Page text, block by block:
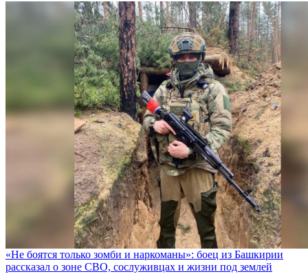
«Не боятся только зомби и наркоманы»: боец из Башкирии
рассказал о зоне СВО, сослуживцах и жизни под землей